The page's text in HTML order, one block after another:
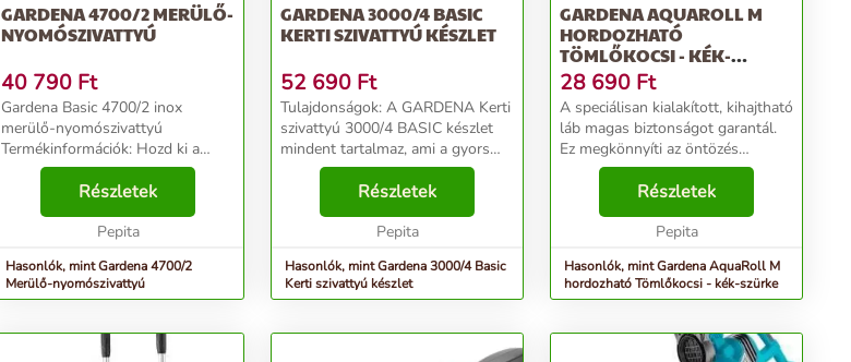
GARDENA 4700/2 MERÜLŐ-
NYOMÓSZIVATTYÚ
40 790 Ft
Gardena Basic 4700/2 inox
merülő-nyomószivattyú
Termékinformációk: Hozd ki a
maximumot a háztartás és a kert
vízellátásából A GARDENA
Merülő-nyomószivattyú 4700/2
vízszivattyúzásra született kerti...
Részletek
Pepita
Hasonlók, mint Gardena 4700/2
Merülő-nyomószivattyú
GARDENA 3000/4 BASIC
KERTI SZIVATTYÚ KÉSZLET
52 690 Ft
Tulajdonságok: A GARDENA Kerti
szivattyú 3000/4 BASIC készlet
mindent tartalmaz, ami a gyors
csatlakoztatáshoz és a nagy
teljesítményű és alacsony
energiafogyasztású szivattyú
üzembe helyezéséhez szü...
Részletek
Pepita
Hasonlók, mint Gardena 3000/4 Basic
Kerti szivattyú készlet
GARDENA AQUAROLL M
HORDOZHATÓ
TÖMLŐKOCSI - KÉK-
SZÜRKE
28 690 Ft
A speciálisan kialakított, kihajtható
láb magas biztonságot garantál.
Ez megkönnyíti az öntözés
feladatát, mivel a tömlő kocsi a
tömlő meghúzása esetén is a
helyén marad. Az orsó belső
oldalán lévő sz...
Részletek
Pepita
Hasonlók, mint Gardena AquaRoll M
hordozható Tömlőkocsi - kék-szürke